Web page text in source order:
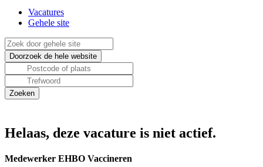
Vacatures
Gehele site
Helaas, deze vacature is niet actief.
Medewerker EHBO Vaccineren